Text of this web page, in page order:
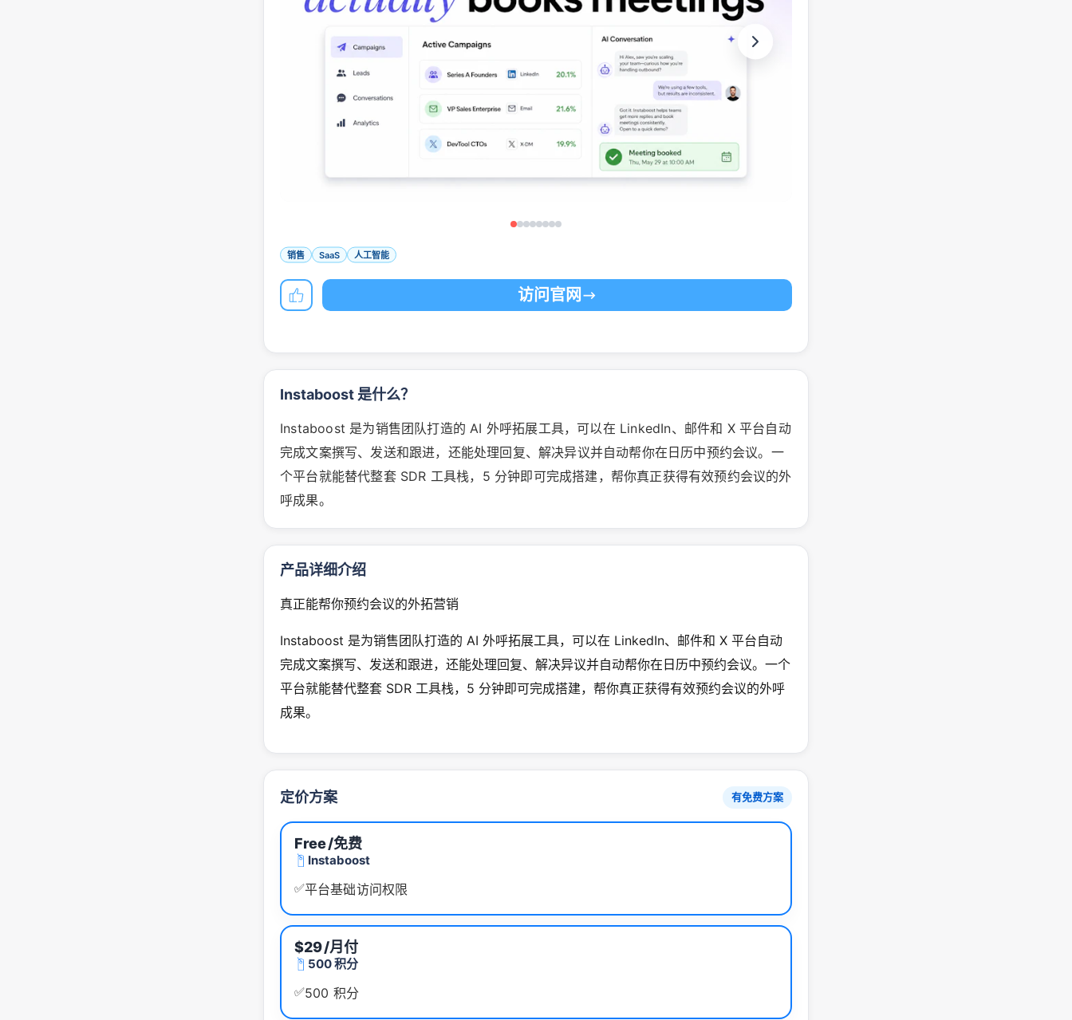
销售 SaaS 人工智能
访问官网
Instaboost 是什么？
Instaboost 是为销售团队打造的 AI 外呼拓展工具，可以在 LinkedIn、邮件和 X 平台自动
完成文案撰写、发送和跟进，还能处理回复、解决异议并自动帮你在日历中预约会议。一
个平台就能替代整套 SDR 工具栈，5 分钟即可完成搭建，帮你真正获得有效预约会议的外
呼成果。
产品详细介绍
真正能帮你预约会议的外拓营销
Instaboost 是为销售团队打造的 AI 外呼拓展工具，可以在 LinkedIn、邮件和 X 平台自动
完成文案撰写、发送和跟进，还能处理回复、解决异议并自动帮你在日历中预约会议。一个
平台就能替代整套 SDR 工具栈，5 分钟即可完成搭建，帮你真正获得有效预约会议的外呼
成果。
定价方案 有免费方案
Free/免费
Instaboost
✅平台基础访问权限
$29/月付
500 积分
✅500 积分